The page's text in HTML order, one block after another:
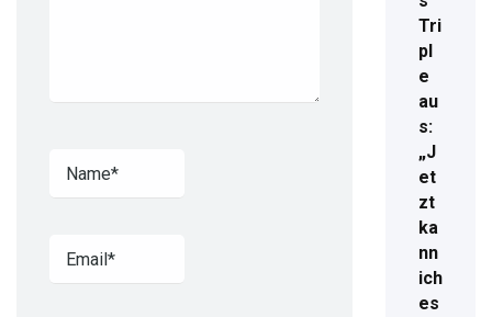
Tri
pl
e
au
s:
„J
et
zt
ka
nn
ich
es